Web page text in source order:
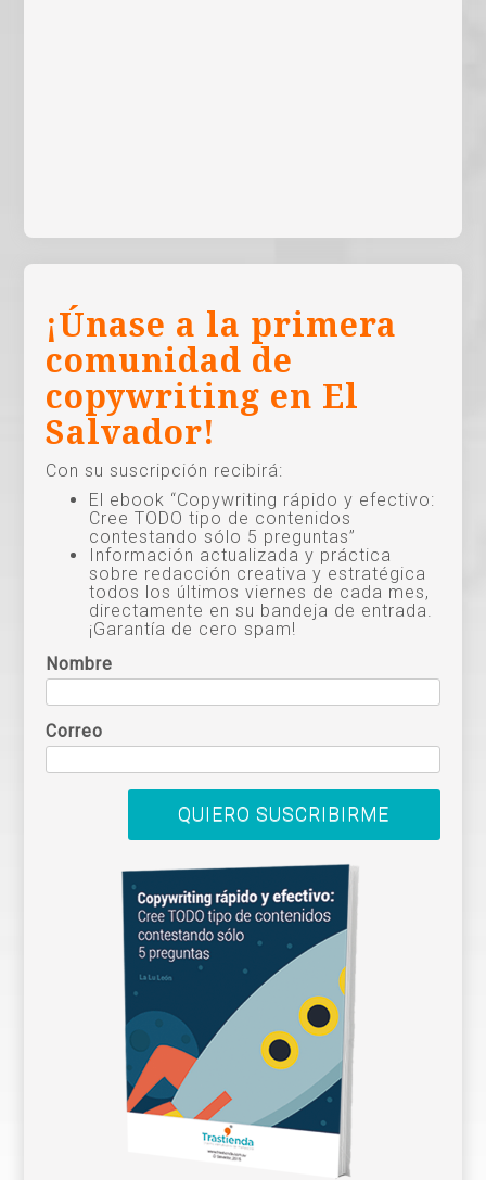
¡Únase a la primera
comunidad de
copywriting en El
Salvador!
Con su suscripción recibirá:
El ebook “Copywriting rápido y efectivo:
Cree TODO tipo de contenidos
contestando sólo 5 preguntas”
Información actualizada y práctica
sobre redacción creativa y estratégica
todos los últimos viernes de cada mes,
directamente en su bandeja de entrada.
¡Garantía de cero spam!
Nombre
Correo